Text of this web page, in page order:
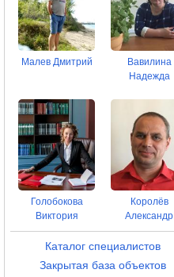
Малев Дмитрий
Вавилина
Надежда
Голобокова
Виктория
Королёв
Александр
Каталог специалистов
Закрытая база объектов